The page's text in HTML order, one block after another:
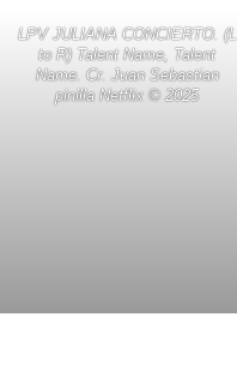
LPV JULIANA CONCIERTO. (L
to R) Talent Name, Talent
Name. Cr. Juan Sebastian
pinilla Netflix ©️ 2025